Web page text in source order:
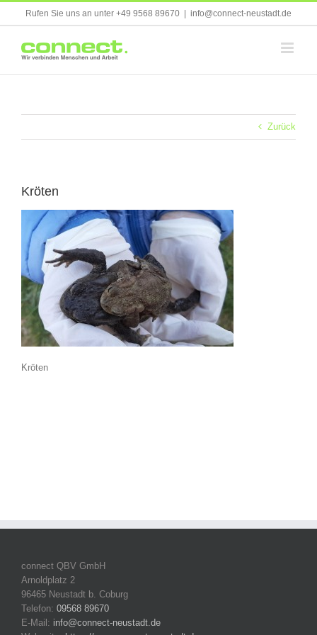
Rufen Sie uns an unter +49 9568 89670 info@connect-neustadt.de
Zurück
Kröten
Kröten
connect QBV GmbH
Arnoldplatz 2
96465 Neustadt b. Coburg
Telefon: 09568 89670
E-Mail: info@connect-neustadt.de